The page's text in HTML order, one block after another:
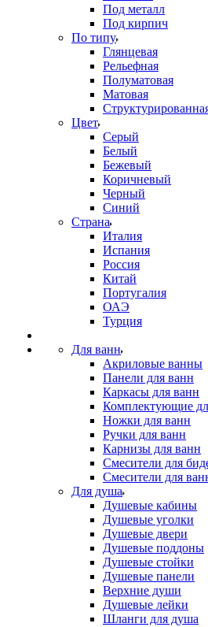
Под металл
Под кирпич
По типу
Глянцевая
Рельефная
Полуматовая
Матовая
Цвет
Серый
Белый
Бежевый
Коричневый
Черный
Синий
Страна
Италия
Испания
Россия
Китай
Португалия
ОАЭ
Турция
Для ванн
Акриловые ванны
Панели для ванн
Каркасы для ванн
Комплектующие
Ножки для ванн
Ручки для ванн
Карнизы для ванн
Смесители для
Смесители для
Для душа
Душевые кабины
Душевые уголки
Душевые двери
Душевые поддоны
Душевые стойки
Душевые панели
Верхние души
Душевые лейки
Шланги для душа